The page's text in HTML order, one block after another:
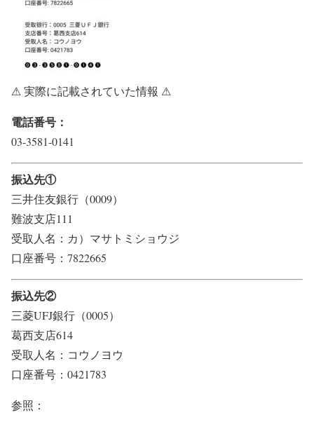
⚠ 実際に記載されていた情報 ⚠
電話番号：
03-3581-0141
振込先①
三井住友銀行（0009）
難波支店111
受取人名：カ）マサトミショウジ
口座番号：7822665
振込先②
三菱UFJ銀行（0005）
葛西支店614
受取人名：コウノヨウ
口座番号：0421783
参照：